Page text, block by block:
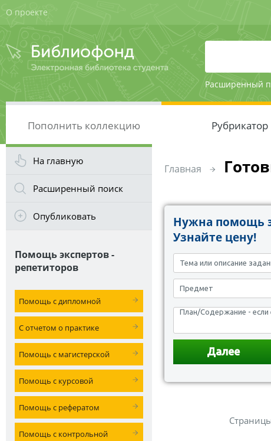
О проекте
Расширенный
Пополнить коллекцию Рубрикатор
На главную
Расширенный поиск
Опубликовать
Помощь экспертов -
репетиторов
Помощь с дипломной
С отчетом о практике
Помощь с магистерской
Помощь с курсовой
Помощь с рефератом
Помощь с контрольной
Главная
Нужна помощь
Узнайте цену!